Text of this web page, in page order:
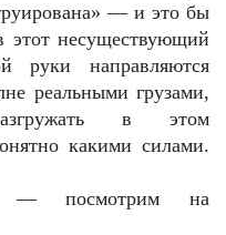
— и это бы
этот несуществующий
руки направляются
реальными грузами,
в этом
какими силами.
— посмотрим на